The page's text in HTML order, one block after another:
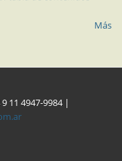
Más
11 4947-9984 |